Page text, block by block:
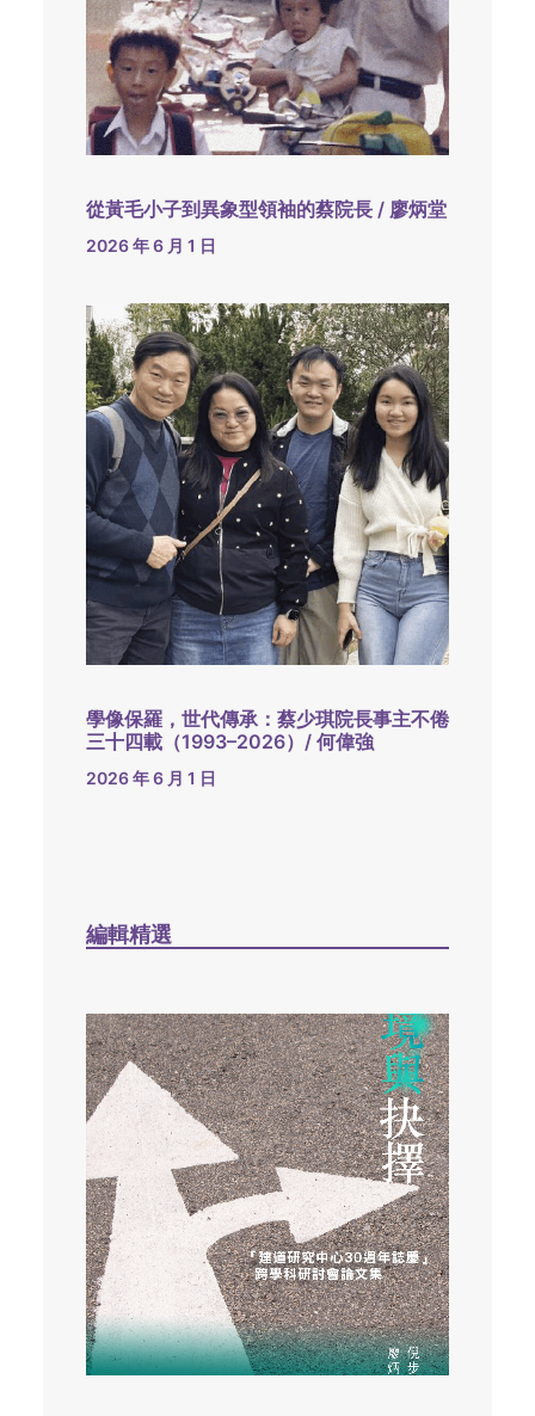
從黃毛小子到異象型領袖的蔡院長 / 廖炳堂
2026 年 6 月 1 日
學像保羅，世代傳承：蔡少琪院長事主不倦
三十四載（1993–2026）/ 何偉強
2026 年 6 月 1 日
編輯精選